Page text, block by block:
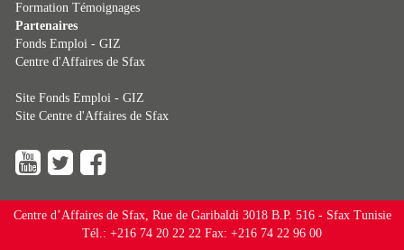
Formation Témoignages
Partenaires
Fonds Emploi - GIZ
Centre d'Affaires de Sfax
Site Fonds Emploi - GIZ
Site Centre d'Affaires de Sfax
Centre d’Affaires de Sfax, Rue de Garibaldi 3018 B.P. 516 - Sfax Tunisie
Tél.: +216 74 20 22 22 Fax: +216 74 22 96 00